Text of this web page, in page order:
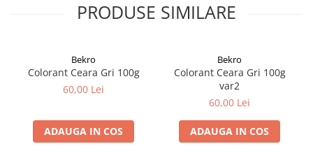
PRODUSE SIMILARE
Bekro
Colorant Ceara Gri 100g
60,00 Lei
ADAUGA IN COS
Bekro
Colorant Ceara Gri 100g
var2
60,00 Lei
ADAUGA IN COS